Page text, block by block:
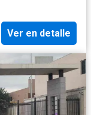
Ver en detalle